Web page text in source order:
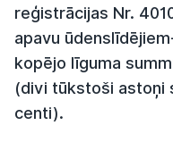
reģistrācijas Nr.
apavu
kopējo līguma
(divi tūkstoši astoņi
centi).